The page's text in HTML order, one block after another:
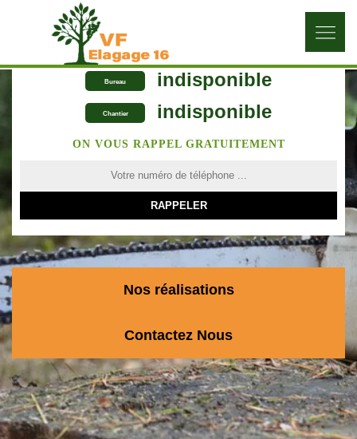
Bureau indisponible
Chantier indisponible
ON VOUS RAPPEL GRATUITEMENT
Nos réalisations
Contactez Nous